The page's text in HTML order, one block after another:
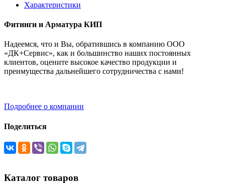
Характеристики
Фитинги и Арматура КИП
Надеемся, что и Вы, обратившись в компанию ООО
«ДК+Сервис», как и большинство наших постоянных
клиентов, оцените высокое качество продукции и
преимущества дальнейшего сотрудничества с нами!
Подробнее о компании
Поделиться
Каталог товаров